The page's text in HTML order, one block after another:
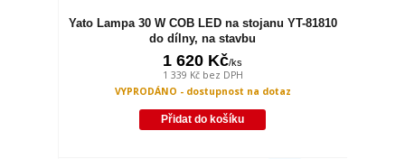
Yato Lampa 30 W COB LED na stojanu YT-81810
do dílny, na stavbu
1 620 Kč/ks
1 339 Kč bez DPH
VYPRODÁNO - dostupnost na dotaz
Přidat do košíku